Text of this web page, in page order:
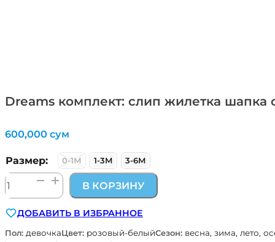
Dreams комплект: слип жилетка шапка
600,000 сум
Размер: 0-1М 1-3М 3-6М
Количество
товара
комплект:
слип
В КОРЗИНУ
ДОБАВИТЬ В ИЗБРАННОЕ
Пол: девочкаЦвет: розовый-белыйСезон: весна, зима, лето,